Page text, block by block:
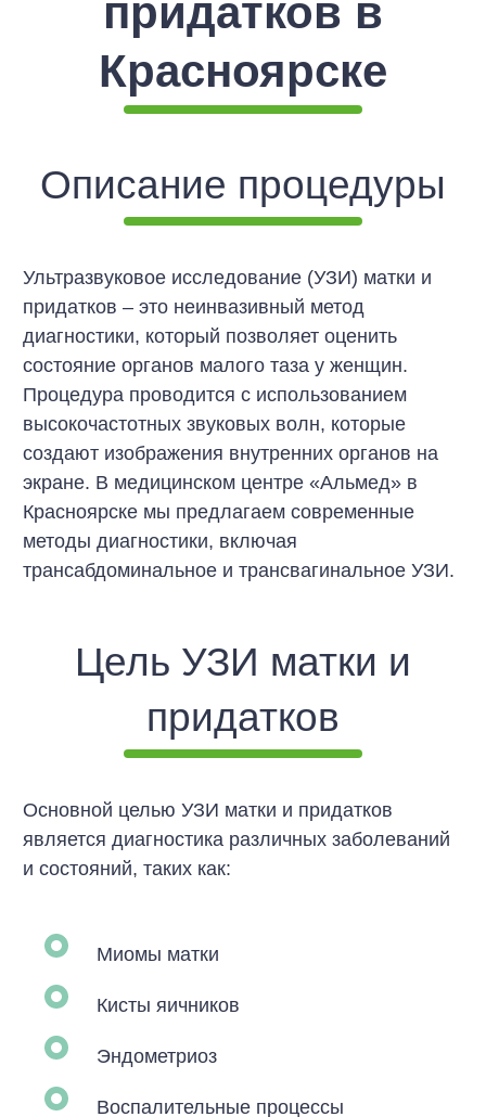
придатков в
Красноярске
Описание процедуры
Ультразвуковое исследование (УЗИ) матки и
придатков – это неинвазивный метод
диагностики, который позволяет оценить
состояние органов малого таза у женщин.
Процедура проводится с использованием
высокочастотных звуковых волн, которые
создают изображения внутренних органов на
экране. В медицинском центре «Альмед» в
Красноярске мы предлагаем современные
методы диагностики, включая
трансабдоминальное и трансвагинальное УЗИ.
Цель УЗИ матки и
придатков
Основной целью УЗИ матки и придатков
является диагностика различных заболеваний
и состояний, таких как:
Миомы матки
Кисты яичников
Эндометриоз
Воспалительные процессы
Заказать звонок
Заказать звонок
Записаться на консультацию
Даю согласие на
обработку персональных
данных(и соглашаюсь с политикой
конфиденциальности).
Даю согласие наобработку персональных
данных(и соглашаюсь с политикой
конфиденциальности).
Отправить